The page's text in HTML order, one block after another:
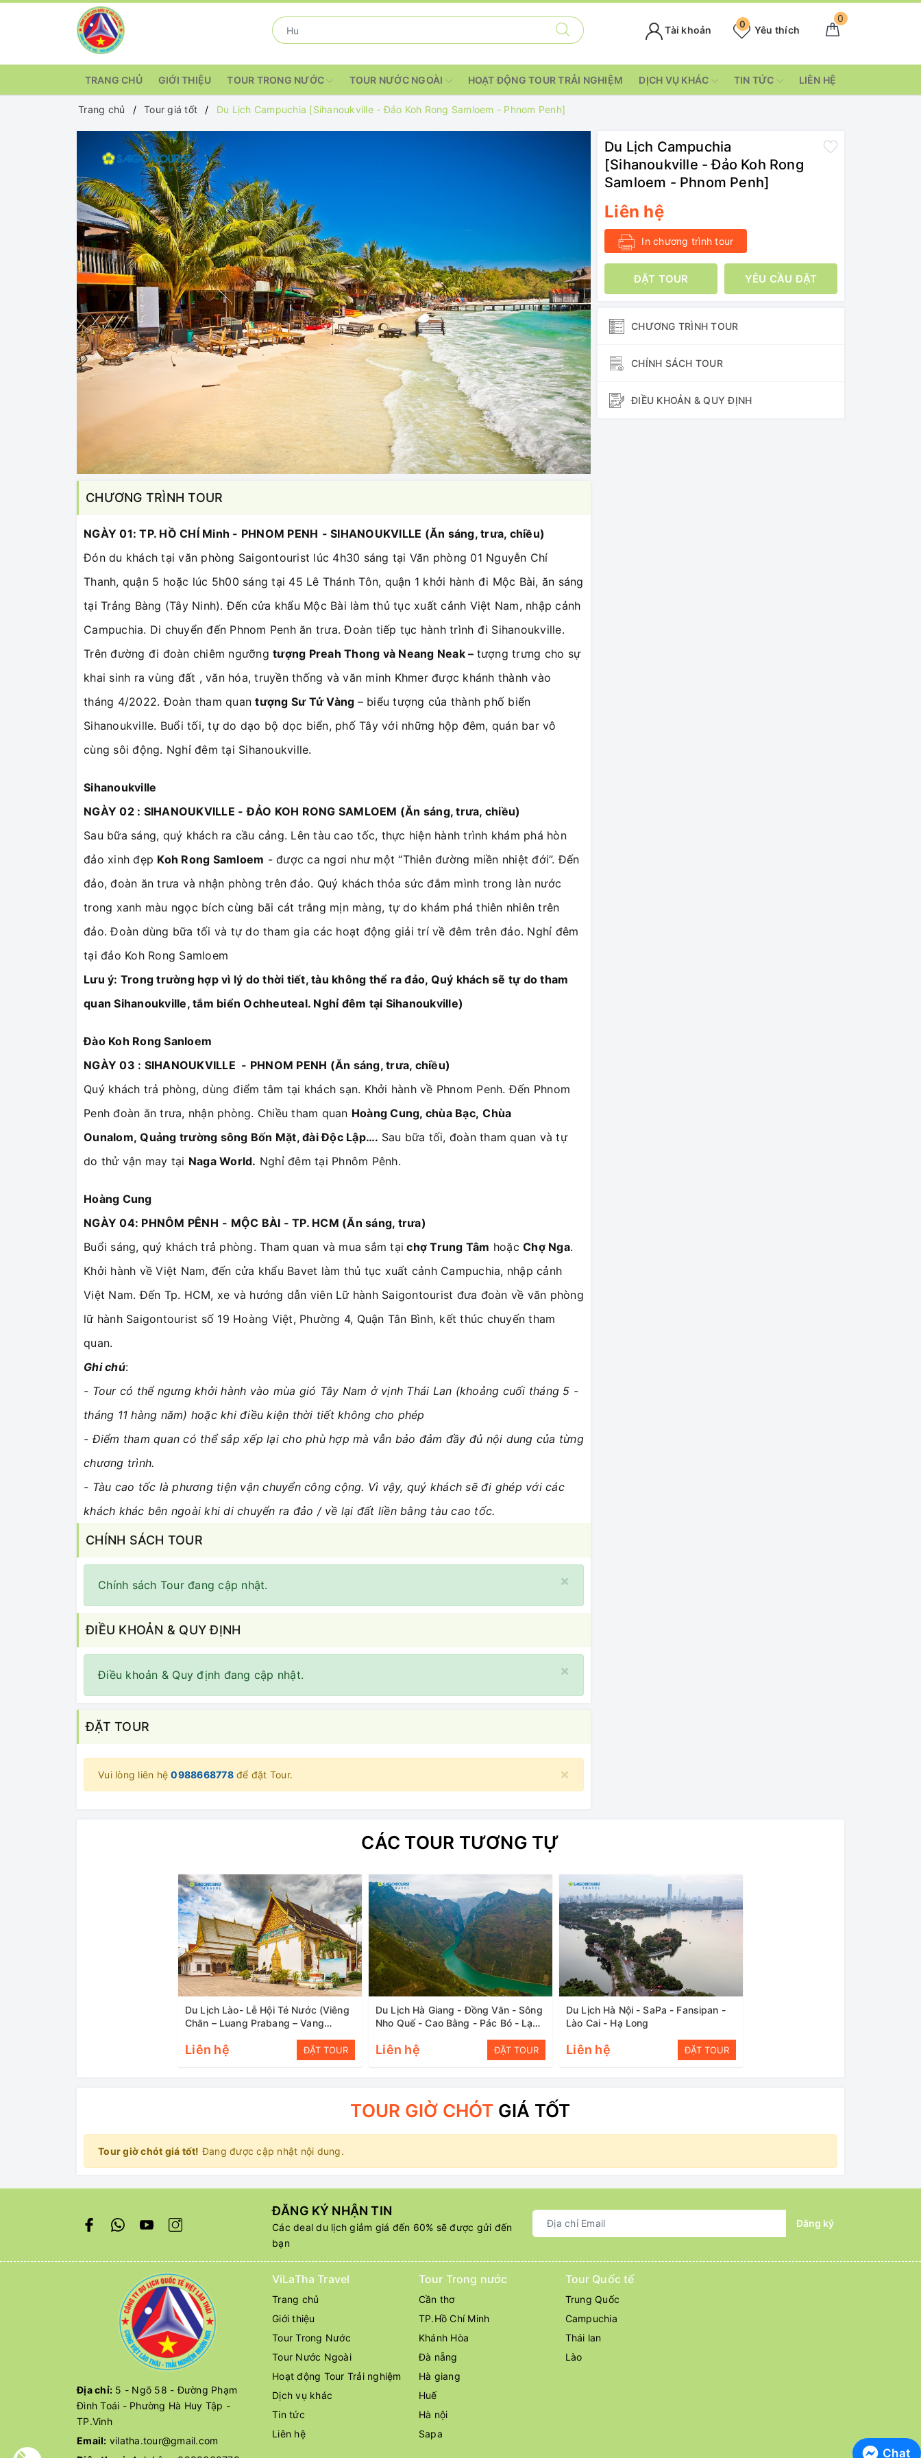
0
Yêu thích
0
Tài khoản
TRANG CHỦ GIỚI THIỆU TOUR TRONG NƯỚC TOUR NƯỚC NGOÀI HOẠT ĐỘNG TOUR TRẢI NGHIỆM DỊCH VỤ KHÁC TIN TỨC LIÊN HỆ
Trang chủ Tour giá tốt Du Lịch Campuchia [Sihanoukville - Đảo Koh Rong Samloem - Phnom Penh]
CHƯƠNG TRÌNH TOUR
NGÀY 01: TP. HỒ CHÍ Minh - PHNOM PENH - SIHANOUKVILLE (Ăn sáng, trưa, chiều)
Đón du khách tại văn phòng Saigontourist lúc 4h30 sáng tại Văn phòng 01 Nguyễn Chí
Thanh, quận 5 hoặc lúc 5h00 sáng tại 45 Lê Thánh Tôn, quận 1 khởi hành đi Mộc Bài, ăn sáng
tại Trảng Bàng (Tây Ninh). Đến cửa khẩu Mộc Bài làm thủ tục xuất cảnh Việt Nam, nhập cảnh
Campuchia. Di chuyển đến Phnom Penh ăn trưa. Đoàn tiếp tục hành trình đi Sihanoukville.
Trên đường đi đoàn chiêm ngưỡng tượng Preah Thong và Neang Neak – tượng trưng cho sự
khai sinh ra vùng đất , văn hóa, truyền thống và văn minh Khmer được khánh thành vào
tháng 4/2022. Đoàn tham quan tượng Sư Tử Vàng – biểu tượng của thành phố biển
Sihanoukville. Buổi tối, tự do dạo bộ dọc biển, phố Tây với những hộp đêm, quán bar vô
cùng sôi động. Nghỉ đêm tại Sihanoukville.
Sihanoukville
NGÀY 02 : SIHANOUKVILLE - ĐẢO KOH RONG SAMLOEM (Ăn sáng, trưa, chiều)
Sau bữa sáng, quý khách ra cầu cảng. Lên tàu cao tốc, thực hiện hành trình khám phá hòn
đảo xinh đẹp Koh Rong Samloem - được ca ngơi như một “Thiên đường miền nhiệt đới”. Đến
đảo, đoàn ăn trưa và nhận phòng trên đảo. Quý khách thỏa sức đắm mình trong làn nước
trong xanh màu ngọc bích cùng bãi cát trắng mịn màng, tự do khám phá thiên nhiên trên
đảo. Đoàn dùng bữa tối và tự do tham gia các hoạt động giải trí về đêm trên đảo. Nghỉ đêm
tại đảo Koh Rong Samloem
Lưu ý: Trong trường hợp vì lý do thời tiết, tàu không thể ra đảo, Quý khách sẽ tự do tham
quan Sihanoukville, tắm biển Ochheuteal. Nghỉ đêm tại Sihanoukville)
Đào Koh Rong Sanloem
NGÀY 03 : SIHANOUKVILLE - PHNOM PENH (Ăn sáng, trưa, chiều)
Quý khách trả phòng, dùng điểm tâm tại khách sạn. Khởi hành về Phnom Penh. Đến Phnom
Penh đoàn ăn trưa, nhận phòng. Chiều tham quan Hoàng Cung, chùa Bạc, Chùa
Ounalom, Quảng trường sông Bốn Mặt, đài Độc Lập…. Sau bữa tối, đoàn tham quan và tự
do thử vận may tại Naga World. Nghỉ đêm tại Phnôm Pênh.
Hoàng Cung
NGÀY 04: PHNÔM PÊNH - MỘC BÀI - TP. HCM (Ăn sáng, trưa)
Buổi sáng, quý khách trả phòng. Tham quan và mua sắm tại chợ Trung Tâm hoặc Chợ Nga.
Khởi hành về Việt Nam, đến cửa khẩu Bavet làm thủ tục xuất cảnh Campuchia, nhập cảnh
Việt Nam. Đến Tp. HCM, xe và hướng dẫn viên Lữ hành Saigontourist đưa đoàn về văn phòng
lữ hành Saigontourist số 19 Hoàng Việt, Phường 4, Quận Tân Bình, kết thúc chuyến tham
quan.
Ghi chú:
- Tour có thể ngưng khởi hành vào mùa gió Tây Nam ở vịnh Thái Lan (khoảng cuối tháng 5 -
tháng 11 hàng năm) hoặc khi điều kiện thời tiết không cho phép
- Điểm tham quan có thể sắp xếp lại cho phù hợp mà vẫn bảo đảm đầy đủ nội dung của từng
chương trình.
- Tàu cao tốc là phương tiện vận chuyển công cộng. Vì vậy, quý khách sẽ đi ghép với các
khách khác bên ngoài khi di chuyển ra đảo / về lại đất liền bằng tàu cao tốc.
CHÍNH SÁCH TOUR
×
Chính sách Tour đang cập nhật.
ĐIỀU KHOẢN & QUY ĐỊNH
×
Điều khoản & Quy định đang cập nhật.
ĐẶT TOUR
×
Vui lòng liên hệ0988668778để đặt Tour.
Du Lịch Campuchia
[Sihanoukville - Đảo Koh Rong
Samloem - Phnom Penh]
Liên hệ
In chương trình tour
ĐẶT TOUR YÊU CẦU ĐẶT
CHƯƠNG TRÌNH TOUR
CHÍNH SÁCH TOUR
ĐIỀU KHOẢN & QUY ĐỊNH
CÁC TOUR TƯƠNG TỰ
Du Lịch Lào- Lễ Hội Té Nước (Viêng
Chăn – Luang Prabang – Vang
Liên hệ ĐẶT TOUR
Du Lịch Hà Giang - Đồng Văn - Sông
Nho Quế - Cao Bằng - Pác Bó - Lạng
Liên hệ ĐẶT TOUR
Du Lịch Hà Nội - SaPa - Fansipan -
Lào Cai - Hạ Long
Liên hệ ĐẶT TOUR
TOUR GIỜ CHÓT GIÁ TỐT
Tour giờ chót giá tốt! Đang được cập nhật nội dung.
ĐĂNG KÝ NHẬN TIN
Các deal du lịch giảm giá đến 60% sẽ được gửi đến
bạn
Đăng ký
Địa chỉ: 5 - Ngõ 58 - Đường Phạm
Đình Toái - Phường Hà Huy Tập -
TP.Vinh
Email: vilatha.tour@gmail.com
ViLaTha Travel
Trang chủ
Giới thiệu
Tour Trong Nước
Tour Nước Ngoài
Hoạt động Tour Trải nghiệm
Dịch vụ khác
Tin tức
Liên hệ
Tour Trong nước
Cần thơ
TP.Hồ Chí Minh
Khánh Hòa
Đà nẵng
Hà giang
Huế
Hà nội
Sapa
Tour Quốc tế
Trung Quốc
Campuchia
Thái lan
Lào
Chat